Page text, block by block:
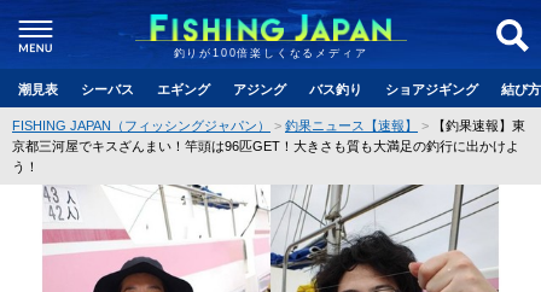
釣りが100倍楽しくなるメディア
潮見表 シーバス エギング アジング バス釣り ショアジギング 結び
FISHING JAPAN（フィッシングジャパン） 釣果ニュース【速報】
【釣果速報】東
京都三河屋でキスざんまい！竿頭は96匹GET！大きさも質も大満足の釣行に出かけよ
う！